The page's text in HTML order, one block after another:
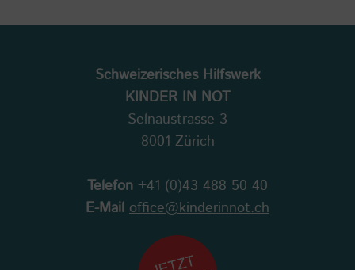
Schweizerisches Hilfswerk
KINDER IN NOT
Selnaustrasse 3
8001 Zürich
Telefon +41 (0)43 488 50 40
E-Mail office@kinderinnot.ch